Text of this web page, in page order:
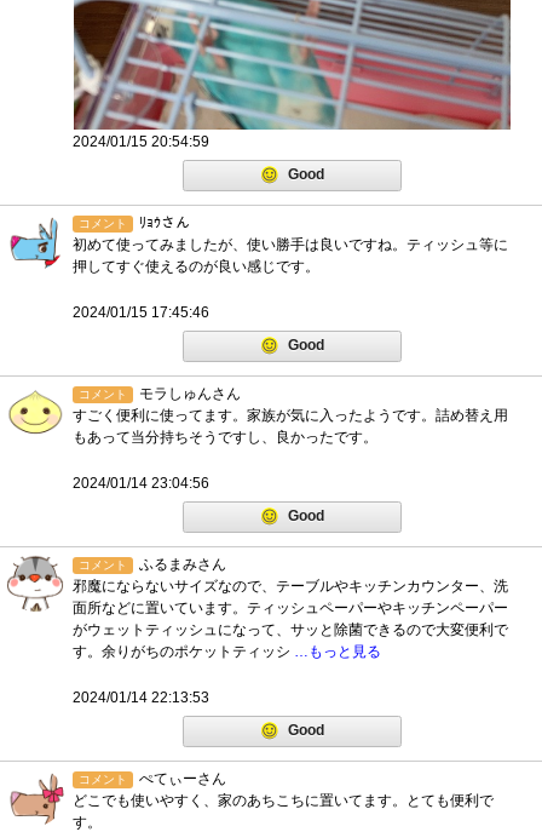
2024/01/15 20:54:59
Good
コメント
ﾘｮｳさん
初めて使ってみましたが、使い勝手は良いですね。ティッシュ等に
押してすぐ使えるのが良い感じです。
2024/01/15 17:45:46
Good
コメント
モラしゅんさん
すごく便利に使ってます。家族が気に入ったようです。詰め替え用
もあって当分持ちそうですし、良かったです。
2024/01/14 23:04:56
Good
コメント
ふるまみさん
邪魔にならないサイズなので、テーブルやキッチンカウンター、洗
面所などに置いています。ティッシュペーパーやキッチンペーパー
がウェットティッシュになって、サッと除菌できるので大変便利で
す。余りがちのポケットティッシ …もっと見る
2024/01/14 22:13:53
Good
コメント
ぺてぃーさん
どこでも使いやすく、家のあちこちに置いてます。とても便利で
す。